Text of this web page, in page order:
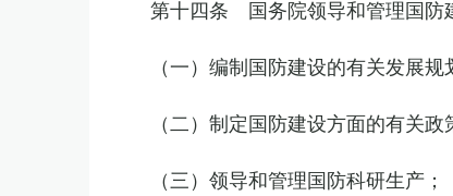
第十四条 国务院领导和管理国防
（一）编制国防建设的有关发展规
（二）制定国防建设方面的有关政
（三）领导和管理国防科研生产；